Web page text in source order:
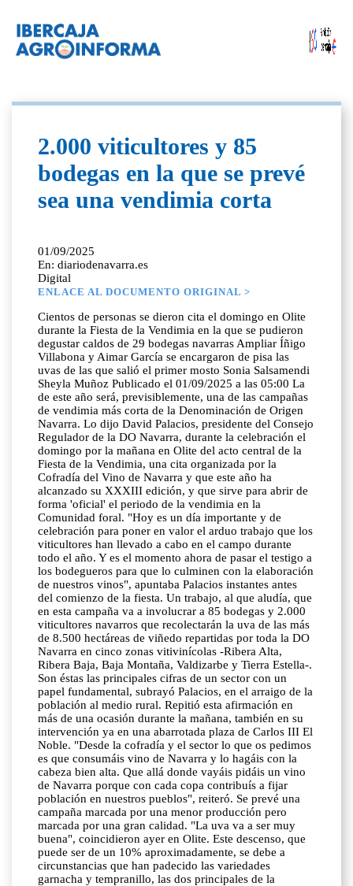
2.000 viticultores y 85
bodegas en la que se prevé
sea una vendimia corta
01/09/2025
En: diariodenavarra.es
Digital
ENLACE AL DOCUMENTO ORIGINAL >
Cientos de personas se dieron cita el domingo en Olite
durante la Fiesta de la Vendimia en la que se pudieron
degustar caldos de 29 bodegas navarras Ampliar Íñigo
Villabona y Aimar García se encargaron de pisa las
uvas de las que salió el primer mosto Sonia Salsamendi
Sheyla Muñoz Publicado el 01/09/2025 a las 05:00 La
de este año será, previsiblemente, una de las campañas
de vendimia más corta de la Denominación de Origen
Navarra. Lo dijo David Palacios, presidente del Consejo
Regulador de la DO Navarra, durante la celebración el
domingo por la mañana en Olite del acto central de la
Fiesta de la Vendimia, una cita organizada por la
Cofradía del Vino de Navarra y que este año ha
alcanzado su XXXIII edición, y que sirve para abrir de
forma 'oficial' el periodo de la vendimia en la
Comunidad foral. "Hoy es un día importante y de
celebración para poner en valor el arduo trabajo que los
viticultores han llevado a cabo en el campo durante
todo el año. Y es el momento ahora de pasar el testigo a
los bodegueros para que lo culminen con la elaboración
de nuestros vinos", apuntaba Palacios instantes antes
del comienzo de la fiesta. Un trabajo, al que aludía, que
en esta campaña va a involucrar a 85 bodegas y 2.000
viticultores navarros que recolectarán la uva de las más
de 8.500 hectáreas de viñedo repartidas por toda la DO
Navarra en cinco zonas vitivinícolas -Ribera Alta,
Ribera Baja, Baja Montaña, Valdizarbe y Tierra Estella-.
Son éstas las principales cifras de un sector con un
papel fundamental, subrayó Palacios, en el arraigo de la
población al medio rural. Repitió esta afirmación en
más de una ocasión durante la mañana, también en su
intervención ya en una abarrotada plaza de Carlos III El
Noble. "Desde la cofradía y el sector lo que os pedimos
es que consumáis vino de Navarra y lo hagáis con la
cabeza bien alta. Que allá donde vayáis pidáis un vino
de Navarra porque con cada copa contribuís a fijar
población en nuestros pueblos", reiteró. Se prevé una
campaña marcada por una menor producción pero
marcada por una gran calidad. "La uva va a ser muy
buena", coincidieron ayer en Olite. Este descenso, que
puede ser de un 10% aproximadamente, se debe a
circunstancias que han padecido las variedades
garnacha y tempranillo, las dos principales de la